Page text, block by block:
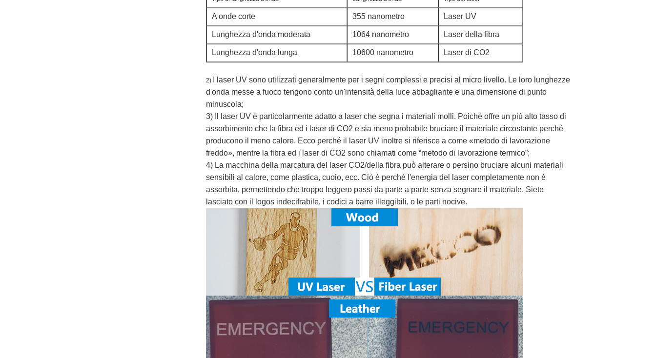
A onde corte 355 nanometro Laser UV
Lunghezza d'onda moderata 1064 nanometro Laser della fibra
Lunghezza d'onda lunga 10600 nanometro Laser di CO2
2)
I laser UV sono utilizzati generalmente per i segni complessi e precisi al micro livello. Le loro lunghezze
d'onda messe a fuoco tengono conto un'intensità della luce abbagliante e una dimensione di punto
minuscola;
3) Il laser UV è particolarmente adatto a laser che segna i materiali molli. Poiché offre un più alto tasso di
assorbimento che la fibra ed i laser di CO2 e sia meno probabile bruciare il materiale circostante perché
producono il meno calore. Ecco perché il laser UV inoltre si riferisce a come «metodo di lavorazione
freddo», mentre la fibra ed i laser di CO2 sono chiamati come “metodo di lavorazione termico”;
4) La macchina della marcatura del laser CO2/della fibra può alterare o persino bruciare alcuni materiali
sensibili al calore, come plastica, cuoio, ecc. Ciò è perché l'energia del laser completamente non è
assorbita, permettendo che troppo leggero passi da parte a parte senza segnare il materiale. Siete
lasciato con il logos indecifrabile, i codici a barre illeggibili, o le parti nocive.